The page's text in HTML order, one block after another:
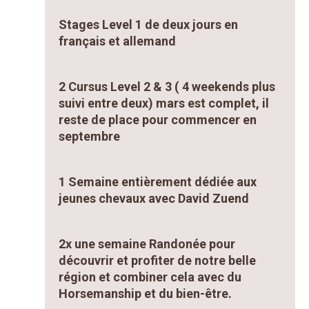
Stages Level 1 de deux jours en
français et allemand
2 Cursus Level 2 & 3 ( 4 weekends plus
suivi entre deux) mars est complet, il
reste de place pour commencer en
septembre
1 Semaine entièrement dédiée aux
jeunes chevaux avec David Zuend
2x une semaine Randonée pour
découvrir et profiter de notre belle
région et combiner cela avec du
Horsemanship et du bien-être.